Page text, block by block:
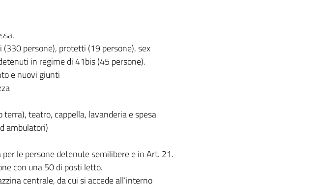
persone), protetti (19 persone), sex
in regime di 41bis (45 persone).
e nuovi giunti
teatro, cappella, lavanderia e spesa
ambulatori)
le persone detenute semilibere e in Art. 21.
con una 50 di posti letto.
centrale, da cui si accede all’interno